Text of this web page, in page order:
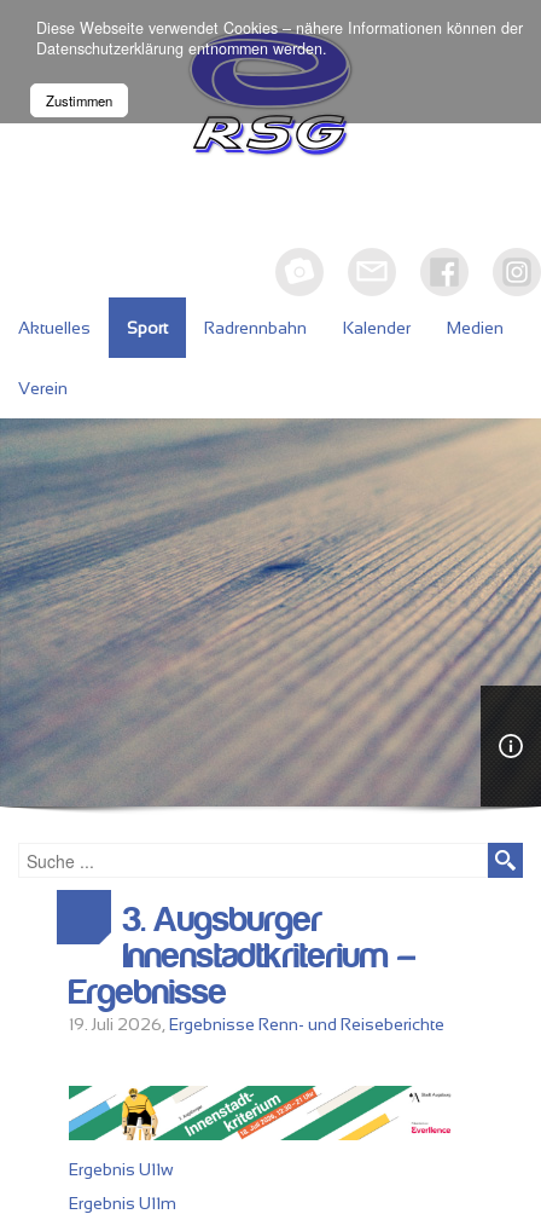
Diese Webseite verwendet Cookies – nähere Informationen können der
Datenschutzerklärung entnommen werden.
Zustimmen
Aktuelles Sport Radrennbahn Kalender Medien
Verein
3. Augsburger
Innenstadtkriterium –
Ergebnisse
19. Juli 2026, Ergebnisse Renn- und Reiseberichte
Ergebnis U11w
Ergebnis U11m